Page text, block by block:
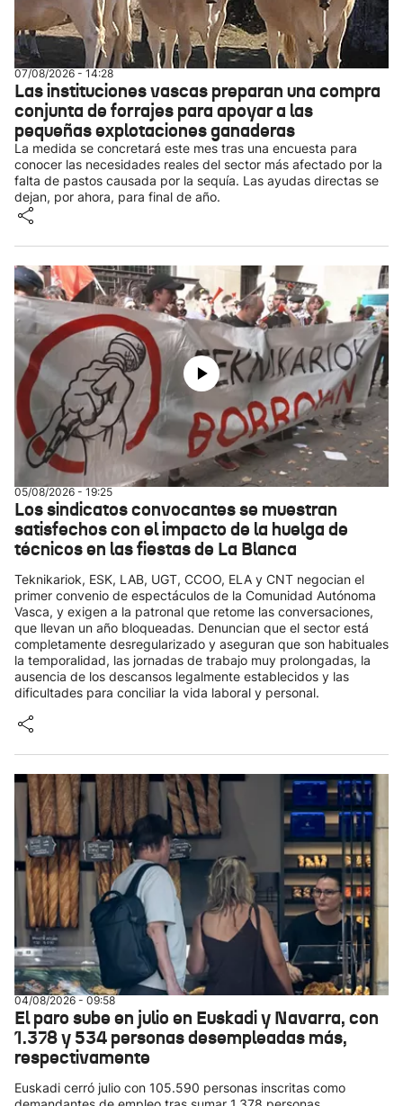
07/08/2026 - 14:28
Las instituciones vascas preparan una compra
conjunta de forrajes para apoyar a las
pequeñas explotaciones ganaderas
La medida se concretará este mes tras una encuesta para
conocer las necesidades reales del sector más afectado por la
falta de pastos causada por la sequía. Las ayudas directas se
dejan, por ahora, para final de año.
05/08/2026 - 19:25
Los sindicatos convocantes se muestran
satisfechos con el impacto de la huelga de
técnicos en las fiestas de La Blanca
Teknikariok, ESK, LAB, UGT, CCOO, ELA y CNT negocian el
primer convenio de espectáculos de la Comunidad Autónoma
Vasca, y exigen a la patronal que retome las conversaciones,
que llevan un año bloqueadas. Denuncian que el sector está
completamente desregularizado y aseguran que son habituales
la temporalidad, las jornadas de trabajo muy prolongadas, la
ausencia de los descansos legalmente establecidos y las
dificultades para conciliar la vida laboral y personal.
04/08/2026 - 09:58
El paro sube en julio en Euskadi y Navarra, con
1.378 y 534 personas desempleadas más,
respectivamente
Euskadi cerró julio con 105.590 personas inscritas como